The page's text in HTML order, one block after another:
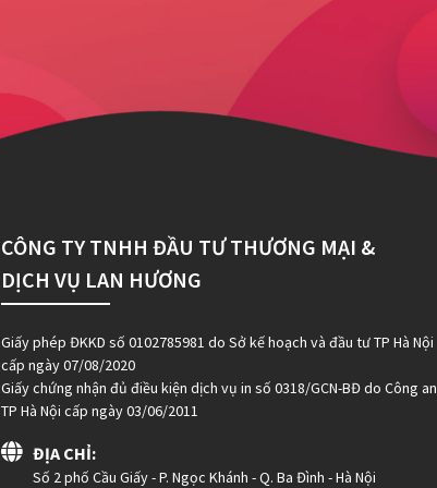
CÔNG TY TNHH ĐẦU TƯ THƯƠNG MẠI &
DỊCH VỤ LAN HƯƠNG
Giấy phép ĐKKD số 0102785981 do Sở kế hoạch và đầu tư TP Hà Nội
cấp ngày 07/08/2020
Giấy chứng nhận đủ điều kiện dịch vụ in số 0318/GCN-BĐ do Công an
TP Hà Nội cấp ngày 03/06/2011
ĐỊA CHỈ:
Số 2 phố Cầu Giấy - P. Ngọc Khánh - Q. Ba Đình - Hà Nội